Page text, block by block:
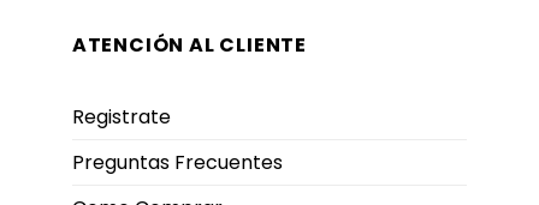
ATENCIÓN AL CLIENTE
Registrate
Preguntas Frecuentes